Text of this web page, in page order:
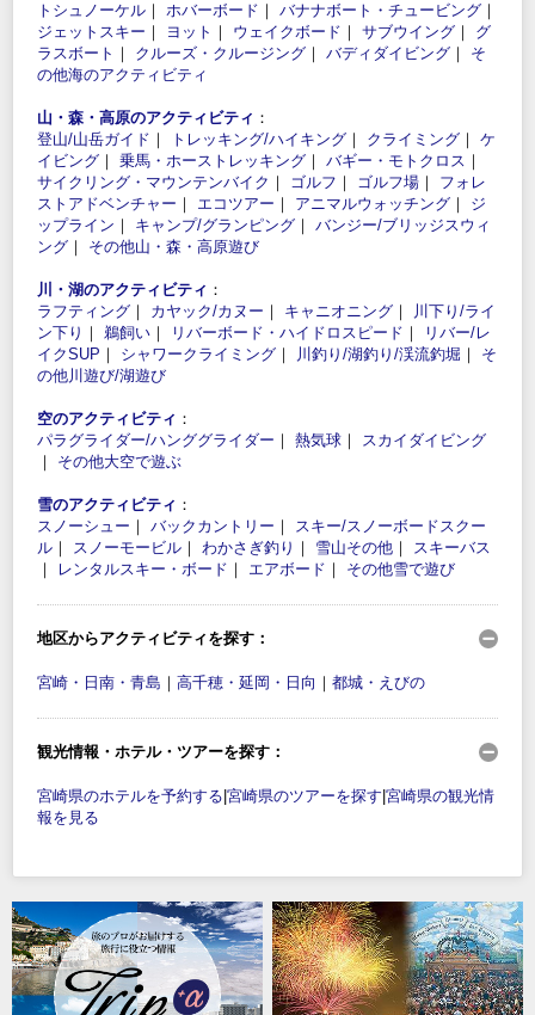
トシュノーケル ｜ ホバーボード ｜ バナナボート・チュービング ｜
ジェットスキー ｜ ヨット ｜ ウェイクボード ｜ サブウイング ｜ グ
ラスボート ｜ クルーズ・クルージング ｜ バディダイビング ｜ そ
の他海のアクティビティ
山・森・高原のアクティビティ ：
登山/山岳ガイド ｜ トレッキング/ハイキング ｜ クライミング ｜ ケ
イビング ｜ 乗馬・ホーストレッキング ｜ バギー・モトクロス ｜
サイクリング・マウンテンバイク ｜ ゴルフ ｜ ゴルフ場 ｜ フォレ
ストアドベンチャー ｜ エコツアー ｜ アニマルウォッチング ｜ ジ
ップライン ｜ キャンプ/グランピング ｜ バンジー/ブリッジスウィ
ング ｜ その他山・森・高原遊び
川・湖のアクティビティ ：
ラフティング ｜ カヤック/カヌー ｜ キャニオニング ｜
川下り/ライ
ン下り ｜ 鵜飼い ｜ リバーボード・ハイドロスピード ｜
リバー/レ
イクSUP ｜ シャワークライミング ｜ 川釣り/湖釣り/渓流釣堀 ｜ そ
の他川遊び/湖遊び
空のアクティビティ ：
パラグライダー/ハンググライダー ｜ 熱気球 ｜ スカイダイビング
｜ その他大空で遊ぶ
雪のアクティビティ ：
スノーシュー ｜ バックカントリー ｜ スキー/スノーボードスクー
ル ｜ スノーモービル ｜ わかさぎ釣り ｜ 雪山その他 ｜ スキーバス
｜
レンタルスキー・ボード ｜ エアボード ｜ その他雪で遊び
地区からアクティビティを探す：
宮崎・日南・青島 ｜ 高千穂・延岡・日向 ｜ 都城・えびの
観光情報・ホテル・ツアーを探す：
宮崎県のホテルを予約する 宮崎県のツアーを探す 宮崎県の観光情
報を見る